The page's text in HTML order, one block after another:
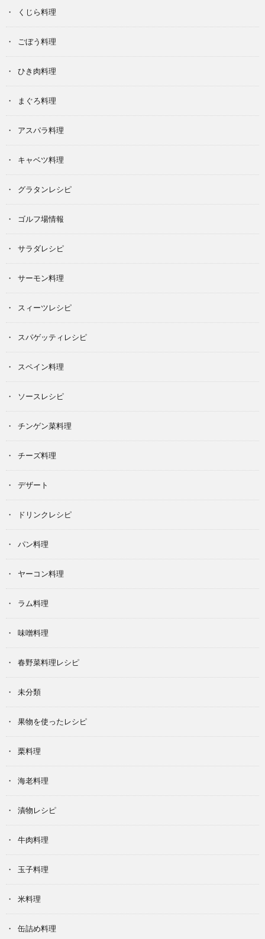
くじら料理
ごぼう料理
ひき肉料理
まぐろ料理
アスパラ料理
キャベツ料理
グラタンレシピ
ゴルフ場情報
サラダレシピ
サーモン料理
スィーツレシピ
スパゲッティレシピ
スペイン料理
ソースレシピ
チンゲン菜料理
チーズ料理
デザート
ドリンクレシピ
パン料理
ヤーコン料理
ラム料理
味噌料理
春野菜料理レシピ
未分類
果物を使ったレシピ
栗料理
海老料理
漬物レシピ
牛肉料理
玉子料理
米料理
缶詰め料理